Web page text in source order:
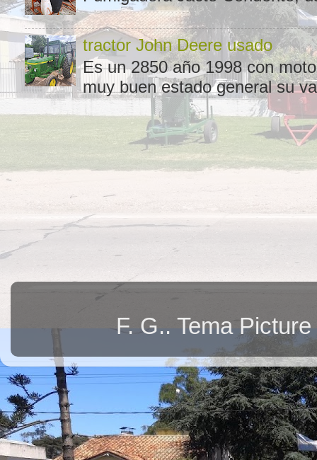
tractor John Deere usado
Es un 2850 año 1998 con
muy buen estado general su
F. G.. Tema